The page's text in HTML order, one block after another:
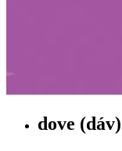
dove (dáv)